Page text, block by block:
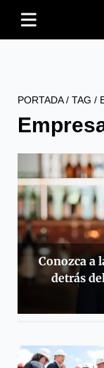
PORTADA/ TAG /
Conozca a
detrás